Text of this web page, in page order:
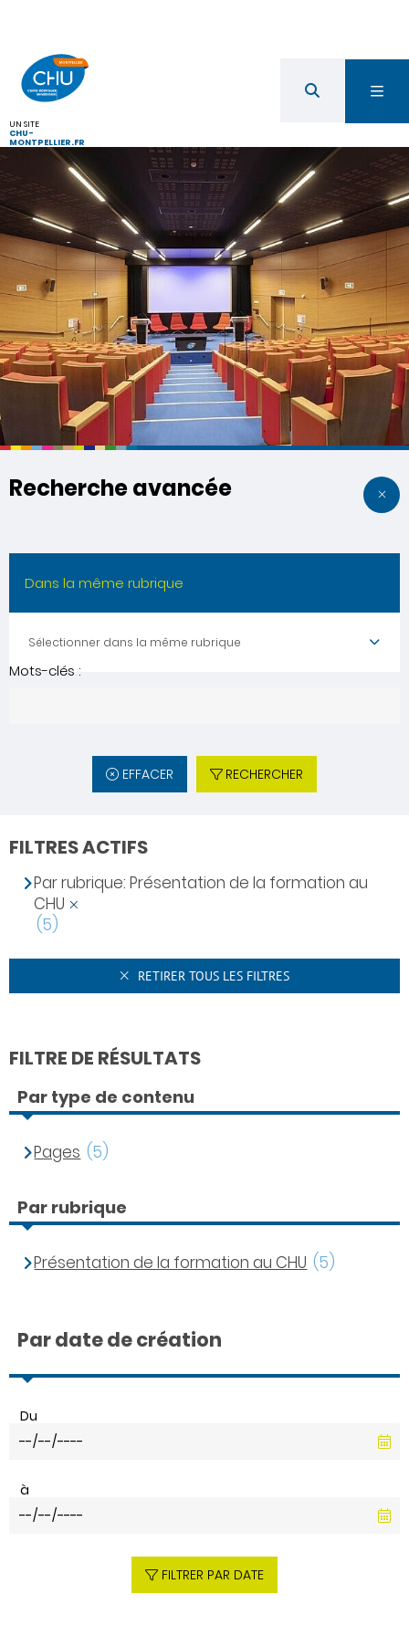
UN SITE
CHU-
MONTPELLIER.FR
Recherche avancée
Dans la même rubrique
Sélectionner dans la même rubrique
Mots-clés :
EFFACER RECHERCHER
FILTRES ACTIFS
Par rubrique: Présentation de la formation au
CHU
(5)
RETIRER TOUS LES FILTRES
FILTRE DE RÉSULTATS
Par type de contenu
Pages (5)
Par rubrique
Présentation de la formation au CHU (5)
Par date de création
Du
à
FILTRER PAR DATE